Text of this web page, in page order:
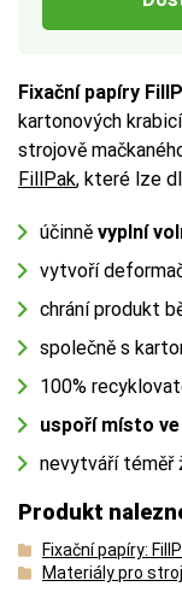
Fixační papíry
kartonových
strojově
FillPak, které lze
účinně vyplní
vytvoří
chrání produkt
společně s
100%
uspoří místo
nevytváří téměř
Produkt
Fixační papíry:
Materiály pro